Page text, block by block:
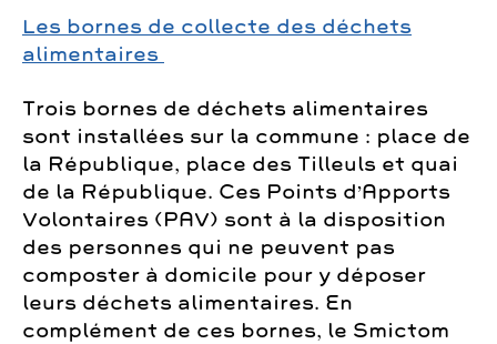
Les bornes de collecte des déchets
alimentaires
Trois bornes de déchets alimentaires
sont installées sur la commune : place de
la République, place des Tilleuls et quai
de la République. Ces Points d’Apports
Volontaires (PAV) sont à la disposition
des personnes qui ne peuvent pas
composter à domicile pour y déposer
leurs déchets alimentaires. En
complément de ces bornes, le Smictom